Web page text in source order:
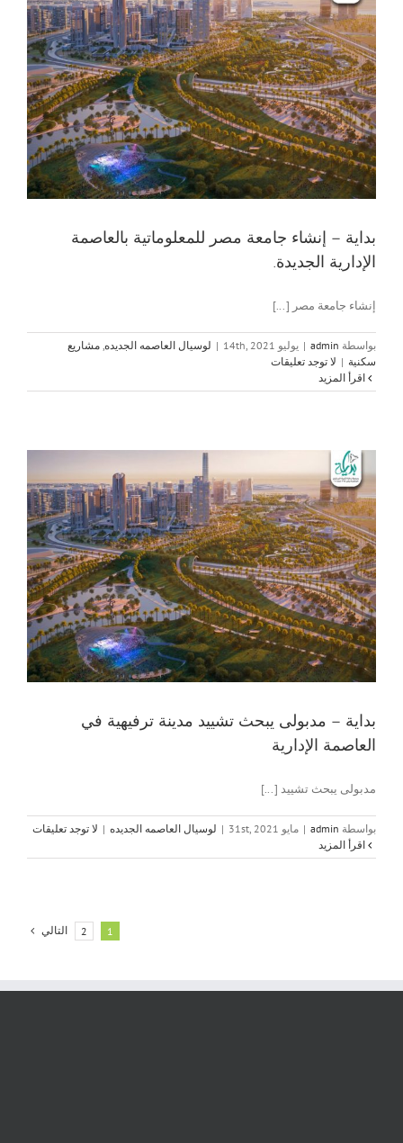
بداية – إنشاء جامعة مصر للمعلوماتية بالعاصمة
الإدارية الجديدة.
إنشاء جامعة مصر [...]
بواسطة admin
| يوليو 14th, 2021 | لوسيال العاصمه الجديده, مشاريع
سكنية | لا توجد تعليقات
بداية – مدبولى يبحث تشييد مدينة ترفيهية في
العاصمة الإدارية
مدبولى يبحث تشييد [...]
بواسطة admin
| مايو 31st, 2021 | لوسيال العاصمه الجديده | لا توجد تعليقات
1
2 التالي